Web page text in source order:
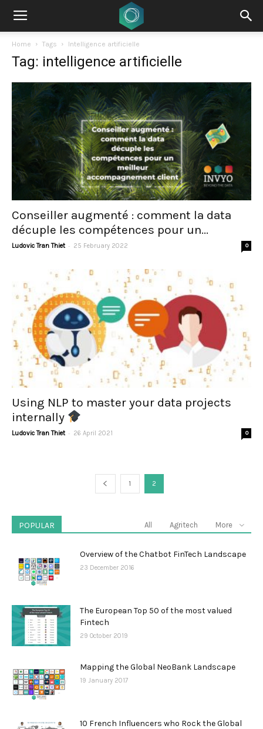
Home Tags Intelligence artificielle
Tag: intelligence artificielle
Conseiller augmenté : comment la data
décuple les compétences pour un...
Ludovic Tran Thiet - 25 February 2022 0
Using NLP to master your data projects
internally
Ludovic Tran Thiet - 26 April 2021 0
1 2
POPULAR All Agritech More
Overview of the Chatbot FinTech Landscape
23 December 2016
The European Top 50 of the most valued
Fintech
29 October 2019
Mapping the Global NeoBank Landscape
19 January 2017
10 French Influencers who Rock the Global